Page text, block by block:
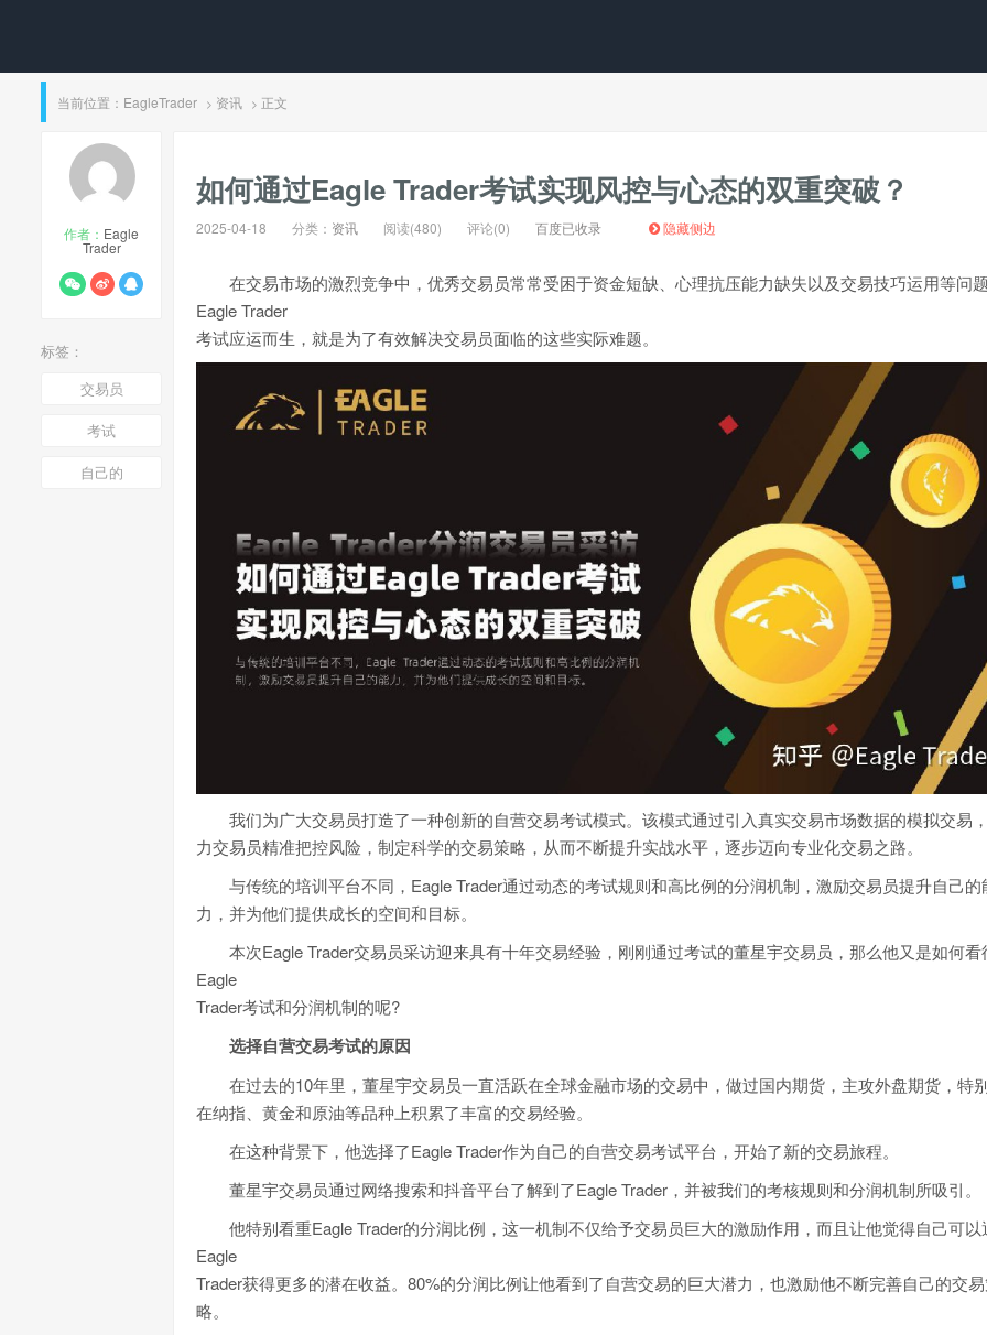
当前位置： EagleTrader > 资讯 > 正文
作者： Eagle
Trader
标签：
交易员
考试
自己的
如何通过Eagle Trader考试实现风控与心态的双重突破？
2025-04-18 分类： 资讯 阅读(480) 评论(0) 百度已收录 隐藏侧边
在交易市场的激烈竞争中，优秀交易员常常受困于资金短缺、心理抗压能力缺失以及交易技巧运用等问题
Eagle Trader
考试应运而生，就是为了有效解决交易员面临的这些实际难题。
我们为广大交易员打造了一种创新的自营交易考试模式。该模式通过引入真实交易市场数据的模拟交易
力交易员精准把控风险，制定科学的交易策略，从而不断提升实战水平，逐步迈向专业化交易之路。
与传统的培训平台不同，Eagle Trader通过动态的考试规则和高比例的分润机制，激励交易员提升自己的
力，并为他们提供成长的空间和目标。
本次Eagle Trader交易员采访迎来具有十年交易经验，刚刚通过考试的董星宇交易员，那么他又是如何看
Eagle
Trader考试和分润机制的呢?
选择自营交易考试的原因
在过去的10年里，董星宇交易员一直活跃在全球金融市场的交易中，做过国内期货，主攻外盘期货，特
在纳指、黄金和原油等品种上积累了丰富的交易经验。
在这种背景下，他选择了Eagle Trader作为自己的自营交易考试平台，开始了新的交易旅程。
董星宇交易员通过网络搜索和抖音平台了解到了Eagle Trader，并被我们的考核规则和分润机制所吸引。
他特别看重Eagle Trader的分润比例，这一机制不仅给予交易员巨大的激励作用，而且让他觉得自己可以
Eagle
Trader获得更多的潜在收益。80%的分润比例让他看到了自营交易的巨大潜力，也激励他不断完善自己的交
略。